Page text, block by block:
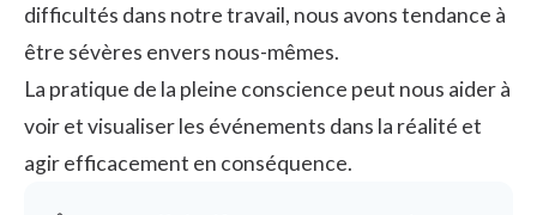
difficultés dans notre travail, nous avons tendance à
être sévères envers nous-mêmes.
La pratique de la pleine conscience peut nous aider à
voir et visualiser les événements dans la réalité et
agir efficacement en conséquence.